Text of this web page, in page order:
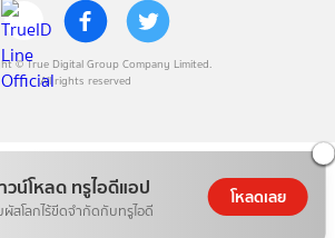
วน์โหลด ทรูไอดีแอป
สโลกไร้ขีดจำกัดกับทรูไอดี
โหลดเลย
© True Digital Group Company Limited.
All rights reserved